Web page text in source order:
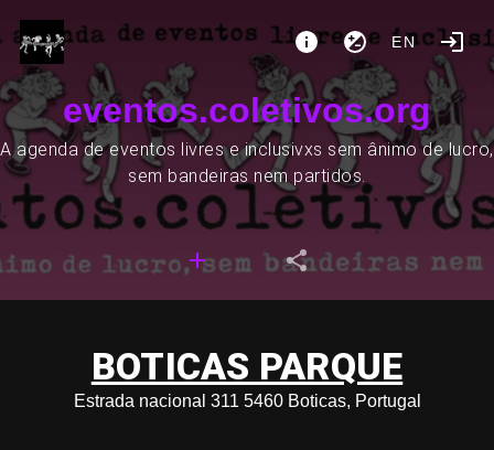
EN
eventos.coletivos.org
A agenda de eventos livres e inclusivxs sem ânimo de lucro,
sem bandeiras nem partidos.
BOTICAS PARQUE
Estrada nacional 311 5460 Boticas, Portugal